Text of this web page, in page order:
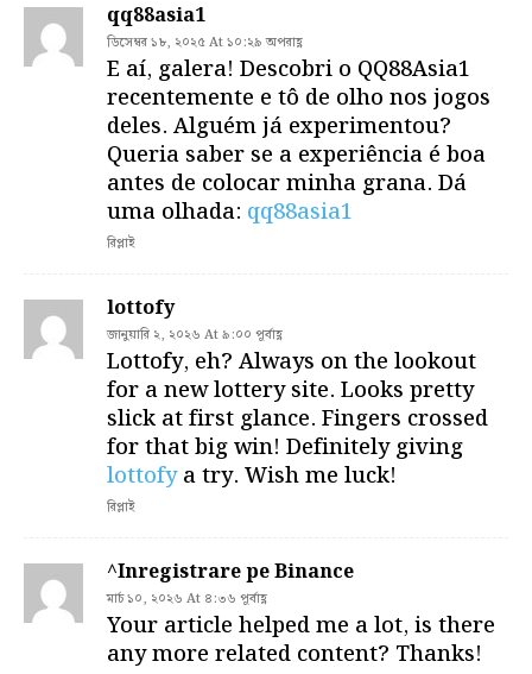
qq88asia1
ডিসেম্বর ১৮, ২০২৫ At ১০:২৯ অপরাহ্ণ
E aí, galera! Descobri o QQ88Asia1
recentemente e tô de olho nos jogos
deles. Alguém já experimentou?
Queria saber se a experiência é boa
antes de colocar minha grana. Dá
uma olhada: qq88asia1
রিপ্লাই
lottofy
জানুয়ারি ২, ২০২৬ At ৯:০০ পূর্বাহ্ণ
Lottofy, eh? Always on the lookout
for a new lottery site. Looks pretty
slick at first glance. Fingers crossed
for that big win! Definitely giving
lottofya try. Wish me luck!
রিপ্লাই
^Inregistrare pe Binance
মার্চ ১০, ২০২৬ At ৪:৩৬ পূর্বাহ্ণ
Your article helped me a lot, is there
any more related content? Thanks!